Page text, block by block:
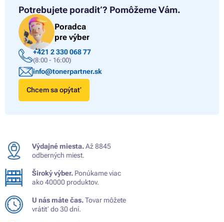
Potrebujete poradiť? Pomôžeme Vám.
Poradca
pre výber
+421 2 330 068 77
(8:00 - 16:00)
info@tonerpartner.sk
Chcem sa opýtať
Výdajné miesta.Až 8845
odberných miest.
Široký výber. Ponúkame viac
ako 40000 produktov.
U nás máte čas.Tovar môžete
vrátiť do 30 dní.